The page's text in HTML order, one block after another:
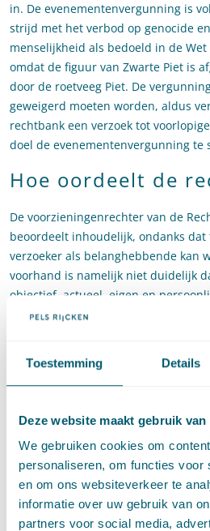
Toestemming Details
Deze website maakt gebruik van
We gebruiken cookies om
personaliseren, om functies voor
en om ons websiteverkeer te
informatie over uw gebruik van
partners voor social media,
in. De evenementenvergunning is
strijd met het verbod op genocide
menselijkheid als bedoeld in de
omdat de figuur van Zwarte Piet is
door de roetveeg Piet. De
geweigerd moeten worden, aldus
rechtbank een verzoek tot
doel de evenementenvergunning te
Hoe oordeelt de
De voorzieningenrechter van de
beoordeelt inhoudelijk, ondanks
verzoeker als belanghebbende kan
voorhand is namelijk niet duidelijk
objectief, actueel, eigen en
in voldoende mate onderscheidt
De voorzieningenrechter ziet geen
grondslag dat de burgemeester de
evenementenvergunning gelet op
kan weigeren in het belang van de
openbare veiligheid, de
van het milieu. En geen van deze
gewaarborgd of in acht genomen,